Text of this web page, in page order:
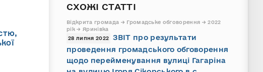
СХОЖІ СТАТТІ
Відкрита громада → Громадське обговорення → 2022
рік → Яринівка
28 липня 2022
ЗВІТ про результати
проведення громадського обговорення
щодо перейменування вулиці Гагаріна